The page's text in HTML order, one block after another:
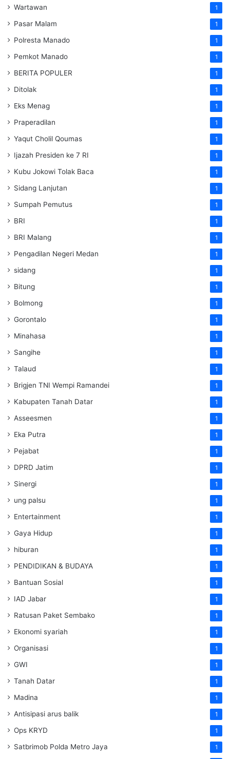
Wartawan 1
Pasar Malam 1
Polresta Manado 1
Pemkot Manado 1
BERITA POPULER 1
Ditolak 1
Eks Menag 1
Praperadilan 1
Yaqut Cholil Qoumas 1
Ijazah Presiden ke 7 RI 1
Kubu Jokowi Tolak Baca 1
Sidang Lanjutan 1
Sumpah Pemutus 1
BRI 1
BRI Malang 1
Pengadilan Negeri Medan 1
sidang 1
Bitung 1
Bolmong 1
Gorontalo 1
Minahasa 1
Sangihe 1
Talaud 1
Brigjen TNI Wempi Ramandei 1
Kabupaten Tanah Datar 1
Asseesmen 1
Eka Putra 1
Pejabat 1
DPRD Jatim 1
Sinergi 1
ung palsu 1
Entertainment 1
Gaya Hidup 1
hiburan 1
PENDIDIKAN & BUDAYA 1
Bantuan Sosial 1
IAD Jabar 1
Ratusan Paket Sembako 1
Ekonomi syariah 1
Organisasi 1
GWI 1
Tanah Datar 1
Madina 1
Antisipasi arus balik 1
Ops KRYD 1
Satbrimob Polda Metro Jaya 1